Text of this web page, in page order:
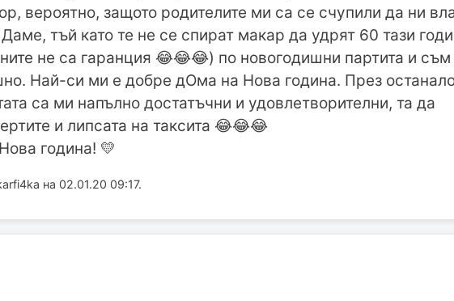
вероятно, защото родителите ми са се счупили да ни
тъй като те не се спират макар да удрят 60 тази
не са гаранция 😂😂😂) по новогодишни партита и съм
Най-си ми е добре дОма на Нова година. През
са ми напълно достатъчни и удовлетворителни, та да
и липсата на таксита 😂😂😂
година! 💛
на 02.01.20 09:17.